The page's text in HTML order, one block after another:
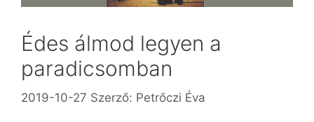
Édes álmod legyen a
paradicsomban
2019-10-27 Szerző: Petrőczi Éva